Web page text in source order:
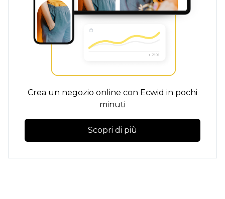
Crea un negozio online con Ecwid in pochi
minuti
Scopri di più